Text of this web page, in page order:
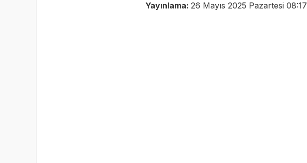
Yayınlama: 26 Mayıs 2025 Pazartesi 08:17